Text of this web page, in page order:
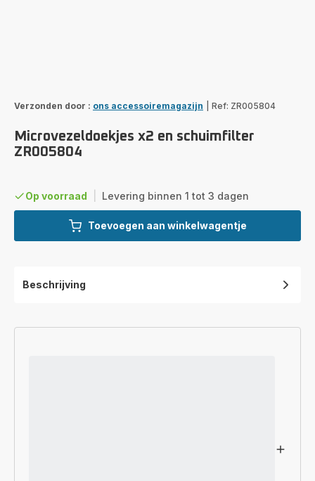
Verzonden door : ons accessoiremagazijn Ref: ZR005804
Microvezeldoekjes x2 en schuimfilter
ZR005804
Op voorraad Levering binnen 1 tot 3 dagen
Toevoegen aan winkelwagentje
Beschrijving